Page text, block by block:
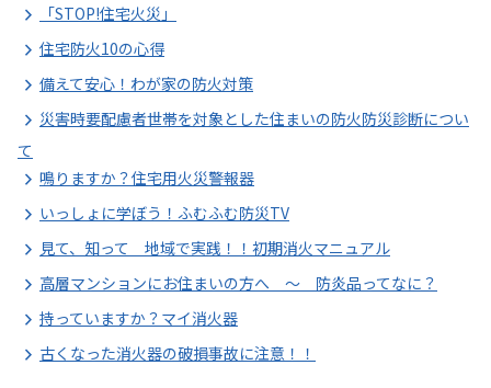
「STOP!住宅火災」
住宅防火10の心得
備えて安心！わが家の防火対策
災害時要配慮者世帯を対象とした住まいの防火防災診断につい
て
鳴りますか？住宅用火災警報器
いっしょに学ぼう！ふむふむ防災TV
見て、知って 地域で実践！！初期消火マニュアル
高層マンションにお住まいの方へ ～ 防炎品ってなに？
持っていますか？マイ消火器
古くなった消火器の破損事故に注意！！